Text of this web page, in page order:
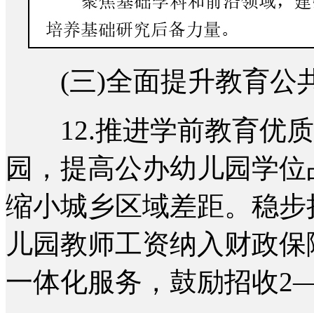
(三)全面提升教育公
12.推进学前教育优质
园，提高公办幼儿园学
缩小城乡区域差距。稳
儿园教师工资纳入财政
一体化服务，鼓励招收